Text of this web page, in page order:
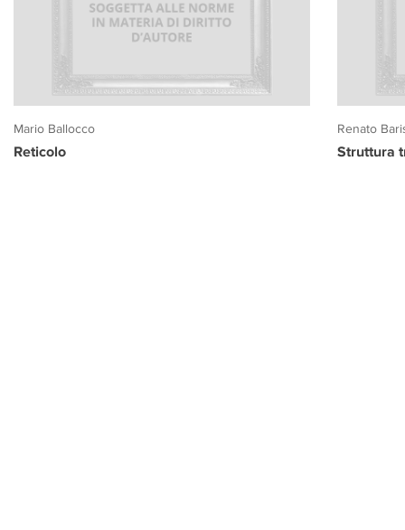
Mario Ballocco
Reticolo
Renato
Struttura